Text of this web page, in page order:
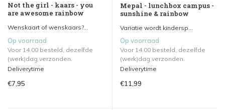
Not the girl - kaars - you
are awesome rainbow
Wenskaart of wenskaars?...
Op voorraad
Voor 14.00 besteld, dezelfde
(werk)dag verzonden.
Deliverytime
€7,95
Mepal - lunchbox campus -
sunshine & rainbow
Variatie wordt kindersp...
Op voorraad
Voor 14.00 besteld, dezelfde
(werk)dag verzonden.
Deliverytime
€11,99